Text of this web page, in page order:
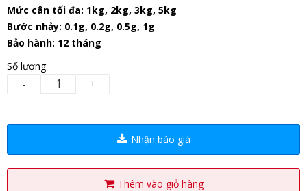
Mức cân tối đa: 1kg, 2kg, 3kg, 5kg
Bước nhảy: 0.1g, 0.2g, 0.5g, 1g
Bảo hành: 12 tháng
Số lượng
-
+
Nhận báo giá
Thêm vào giỏ hàng